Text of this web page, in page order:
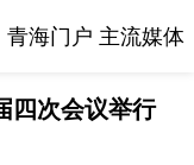
青海门户 主流媒体
四次会议举行